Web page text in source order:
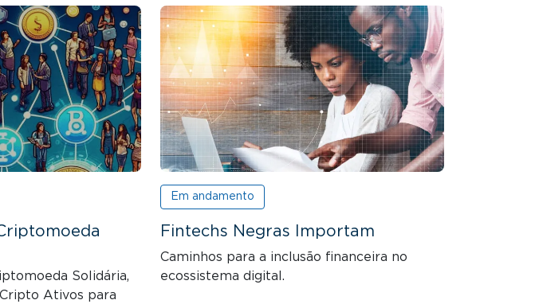
Solidária,
Ativos para
Em andamento
Fintechs Negras Importam
Caminhos para a inclusão financeira no
ecossistema digital.